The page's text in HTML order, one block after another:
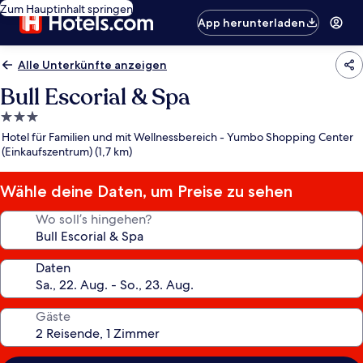
Zum Hauptinhalt springen
App herunterladen
Alle Unterkünfte anzeigen
Bull Escorial & Spa
3.0-
Sterne-
Unterkunft
Hotel für Familien und mit Wellnessbereich - Yumbo Shopping Center
(Einkaufszentrum) (1,7 km)
Wähle deine Daten, um Preise zu sehen
Wo soll’s hingehen?
Daten
Gäste